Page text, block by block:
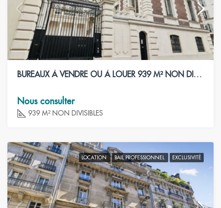
BUREAUX À VENDRE OU À LOUER 939 M² NON DIVISIBLES – PARIS 17ÈME
Nous consulter
939 M² NON DIVISIBLES
LOCATION BAIL PROFESSIONNEL EXCLUSIVITÉ